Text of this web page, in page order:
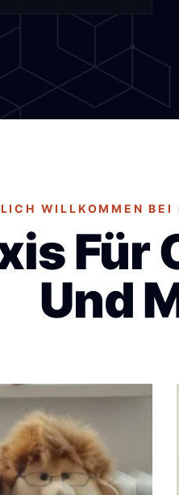
WILLKOMMEN BEI
Für
Und